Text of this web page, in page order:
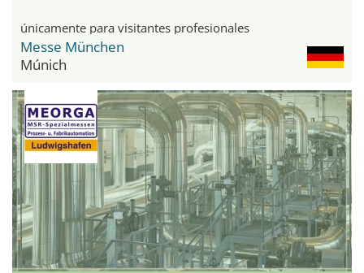
únicamente para visitantes profesionales
Messe München
Múnich